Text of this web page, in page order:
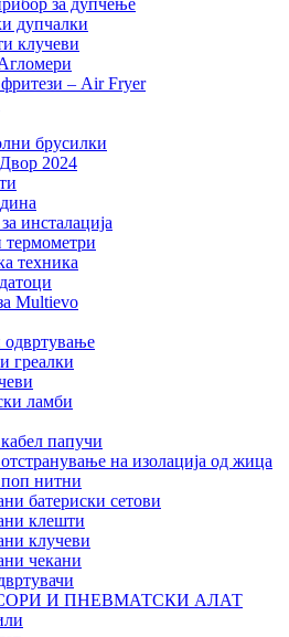
дупчалки
клучеви
– Air Fryer
брусилки
2024
инсталација
термометри
техника
Multievo
греалки
ламби
папучи
на изолација од жица
нитни
батериски сетови
клешти
клучеви
чекани
И ПНЕВМАТСКИ АЛАТ